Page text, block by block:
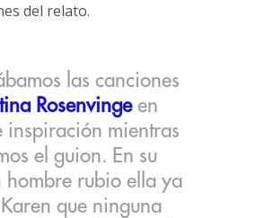
del relato.
las canciones
Rosenvingeen
inspiración mientras
el guion. En su
hombre rubio ella ya
que ninguna